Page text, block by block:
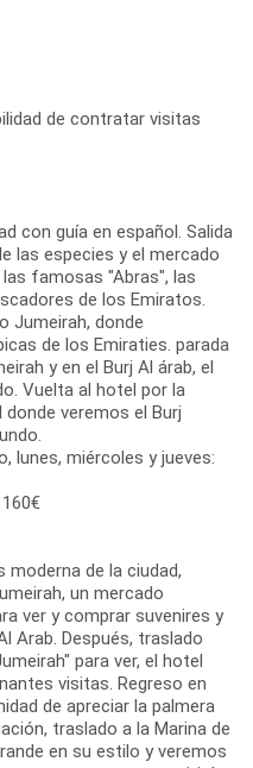
de contratar visitas
con guía en español. Salida
las especies y el mercado
famosas "Abras", las
de los Emiratos.
Jumeirah, donde
de los Emiraties. parada
y en el Burj Al árab, el
Vuelta al hotel por la
donde veremos el Burj
lunes, miércoles y jueves:
de la ciudad,
un mercado
ver y comprar suvenires y
Arab. Después, traslado
para ver, el hotel
visitas. Regreso en
de apreciar la palmera
traslado a la Marina de
en su estilo y veremos